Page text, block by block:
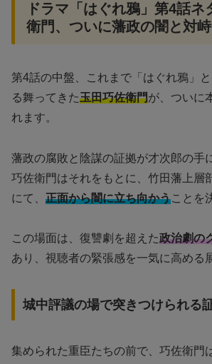
ドラマ「はぐれ鴉」第4話ネ
衛門、ついに藩政の闇と対峙
第4話の中盤、これまで「はぐれ鴉」
る舞ってきた玉田巧佐衛門が、ついに
れます。
藩政の腐敗と陰謀の証拠が才次郎の手
巧佐衛門はそれをもとに、竹田藩上層
にて、 正面から闇に立ち向かうことを
この場面は、復讐劇を超えた政治劇の
あり、視聴者の緊張感を一気に高める
城中評議の場で突きつけられる
集められた重臣たちの前で、巧佐衛門